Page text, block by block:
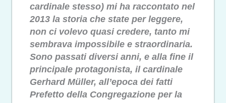
cardinale stesso) mi ha raccontato nel
2013 la storia che state per leggere,
non ci volevo quasi credere, tanto mi
sembrava impossibile e straordinaria.
Sono passati diversi anni, e alla fine il
principale protagonista, il cardinale
Gerhard Müller, all’epoca dei fatti
Prefetto della Congregazione per la